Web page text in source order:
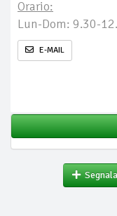
Orario:
Lun-Dom: 9.30-
E-MAIL
Segnala